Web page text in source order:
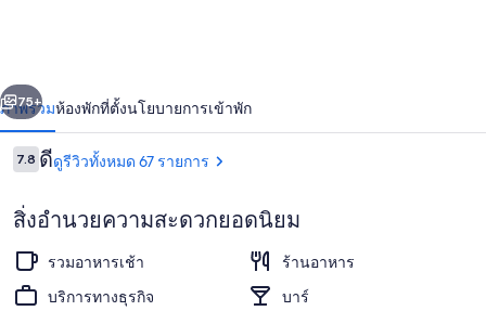
า
ถัดไป
75+
ภาพรวมห้องพักที่ตั้งนโยบายการเข้าพัก
รีวิว
7.87.8 จาก 10
ดีดูรีวิวทั้งหมด 67 รายการ
สิ่งอำนวยความสะดวกยอดนิยม
รวมอาหารเช้า
ร้านอาหาร
บริการทางธุรกิจ
บาร์